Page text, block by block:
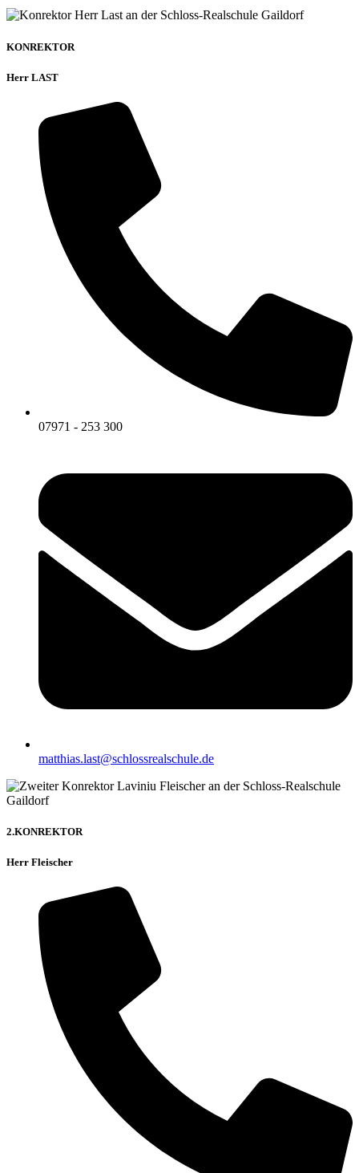
KONREKTOR
Herr LAST
07971 - 253 300
matthias.last@schlossrealschule.de
2.KONREKTOR
Herr Fleischer